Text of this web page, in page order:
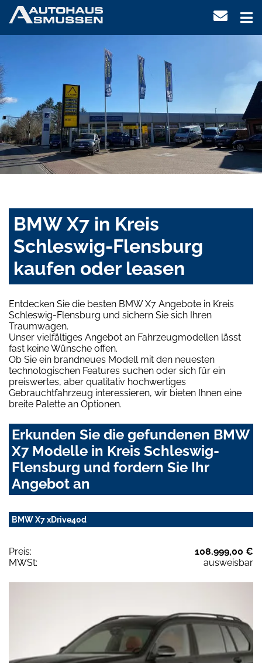
BMW X7 in Kreis
Schleswig-Flensburg
kaufen oder leasen
Entdecken Sie die besten BMW X7 Angebote in Kreis
Schleswig-Flensburg und sichern Sie sich Ihren
Traumwagen.
Unser vielfältiges Angebot an Fahrzeugmodellen lässt
fast keine Wünsche offen.
Ob Sie ein brandneues Modell mit den neuesten
technologischen Features suchen oder sich für ein
preiswertes, aber qualitativ hochwertiges
Gebrauchtfahrzeug interessieren, wir bieten Ihnen eine
breite Palette an Optionen.
Erkunden Sie die gefundenen BMW
X7 Modelle in Kreis Schleswig-
Flensburg und fordern Sie Ihr
Angebot an
BMW X7 xDrive40d
Preis:
108.999,00 €
MWSt:
ausweisbar